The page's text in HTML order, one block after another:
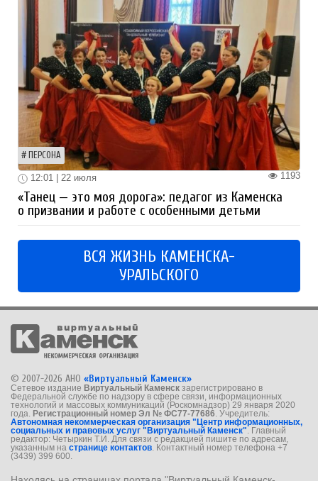
ПЕРСОНА
1193
12:01 | 22 июля
«Танец — это моя дорога»: педагог из Каменска
о призвании и работе с особенными детьми
ВСЯ ЖИЗНЬ КАМЕНСКА-
УРАЛЬСКОГО
© 2007-2026 АНО «Виртуальный Каменск»
Сетевое издание Виртуальный Каменск зарегистрировано в
Федеральной службе по надзору в сфере связи, информационных
технологий и массовых коммуникаций (Роскомнадзор) 29 января 2020
года. Регистрационный номер Эл № ФС77-77686 . Учредитель:
Автономная некоммерческая организация "Центр информационных,
социальных и правовых услуг "Виртуальный Каменск" . Главный
редактор: Четыркин Т.И. Для связи с редакцией пишите по адресам,
указанным на странице контактов . Контактный номер телефона +7
(3439) 399 600.